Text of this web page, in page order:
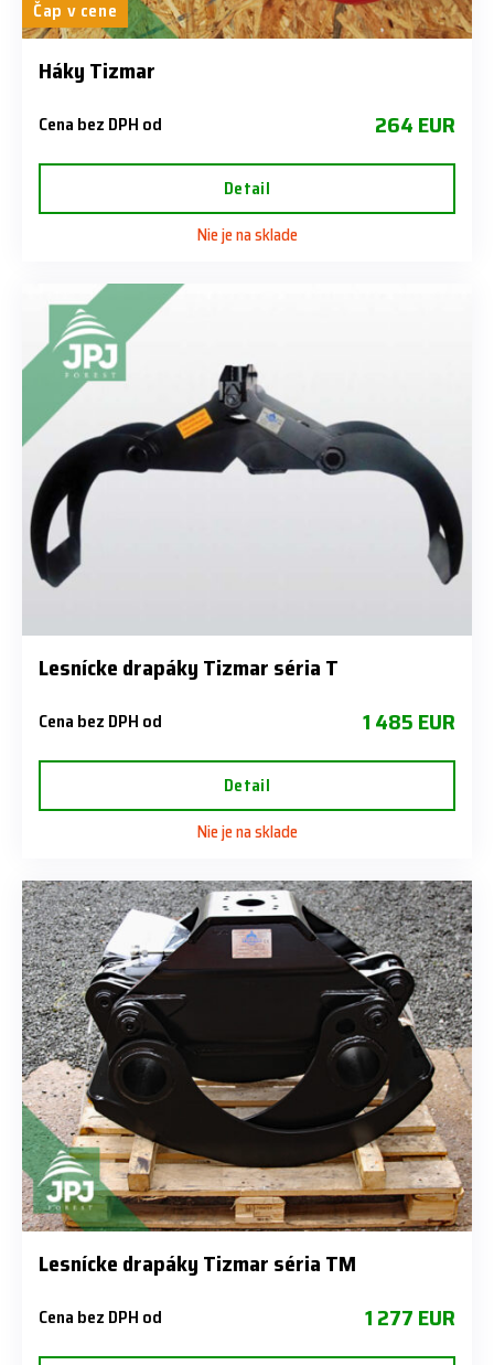
Čap v cene
Háky Tizmar
Cena bez DPH od 264 EUR
Detail
Nie je na sklade
Lesnícke drapáky Tizmar séria T
Cena bez DPH od 1 485 EUR
Detail
Nie je na sklade
Lesnícke drapáky Tizmar séria TM
Cena bez DPH od 1 277 EUR